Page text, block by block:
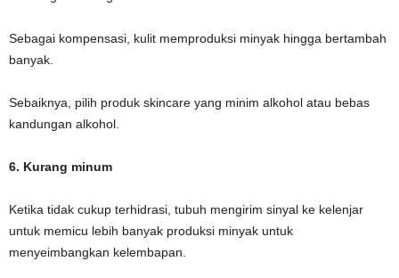
Sebagai kompensasi, kulit memproduksi minyak hingga bertambah
banyak.
Sebaiknya, pilih produk skincare yang minim alkohol atau bebas
kandungan alkohol.
6. Kurang minum
Ketika tidak cukup terhidrasi, tubuh mengirim sinyal ke kelenjar
untuk memicu lebih banyak produksi minyak untuk
menyeimbangkan kelembapan.